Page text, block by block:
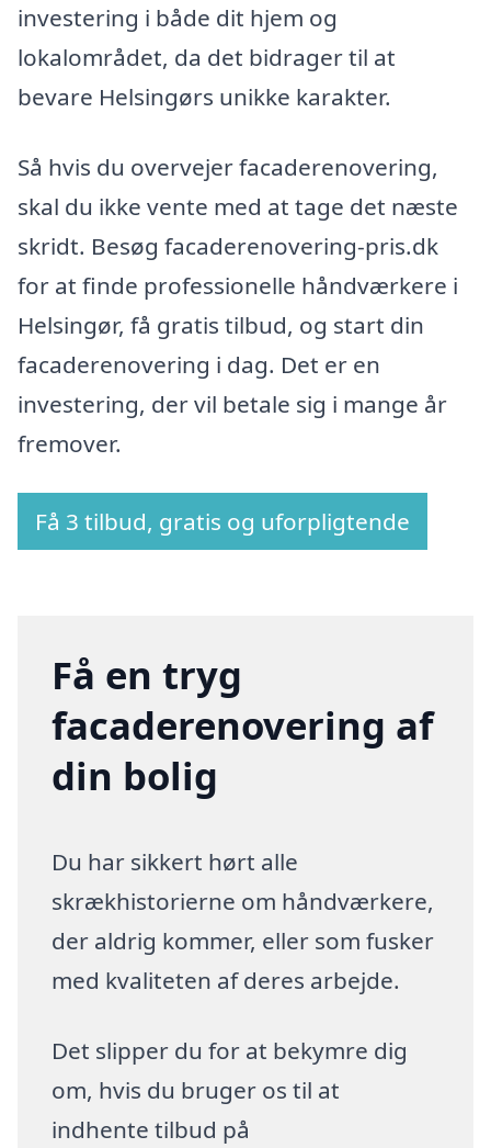
investering i både dit hjem og
lokalområdet, da det bidrager til at
bevare Helsingørs unikke karakter.
Så hvis du overvejer facaderenovering,
skal du ikke vente med at tage det næste
skridt. Besøg facaderenovering-pris.dk
for at finde professionelle håndværkere i
Helsingør, få gratis tilbud, og start din
facaderenovering i dag. Det er en
investering, der vil betale sig i mange år
fremover.
Få 3 tilbud, gratis og uforpligtende
Få en tryg
facaderenovering af
din bolig
Du har sikkert hørt alle
skrækhistorierne om håndværkere,
der aldrig kommer, eller som fusker
med kvaliteten af deres arbejde.
Det slipper du for at bekymre dig
om, hvis du bruger os til at
indhente tilbud på